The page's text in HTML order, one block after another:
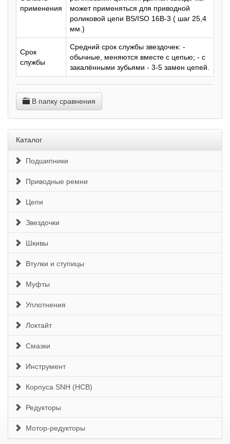
применения
может применяться для приводной
роликовой цепи BS/ISO 16B-3 ( шаг 25,4
мм.)
Срок
службы
Средний срок службы звездочек: -
обычные, меняются вместе с цепью; - с
закалёнными зубьями - 3-5 замен цепей.
В папку сравнения
Каталог
Подшипники
Приводные ремни
Цепи
Звездочки
Шкивы
Втулки и ступицы
Муфты
Уплотнения
Локтайт
Смазки
Инструмент
Корпуса SNH (HCB)
Редукторы
Мотор-редукторы